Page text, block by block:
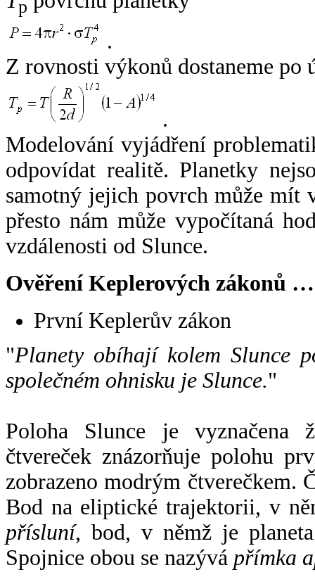
p
.
Z rovnosti výkonů dostaneme po
.
Modelování vyjádření
odpovídat realitě. Planetky
samotný jejich povrch může mít
přesto nám může vypočítaná
vzdálenosti od Slunce.
Ověření Keplerových zákonů …
První Keplerův zákon
"Planety obíhají kolem Slunce
společném ohnisku je Slunce."
Poloha Slunce je vyznačena
čtvereček znázorňuje polohu
zobrazeno modrým čtverečkem.
Bod na eliptické trajektorii, v
přísluní, bod, v němž je
Spojnice obou se nazývá přímka